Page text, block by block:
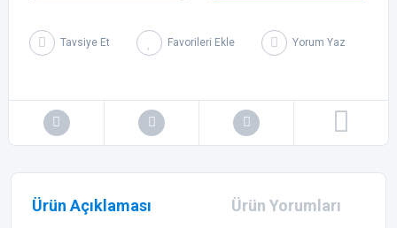
Tavsiye Et Yorum Yaz
Ürün Açıklaması Ürün Yorumları